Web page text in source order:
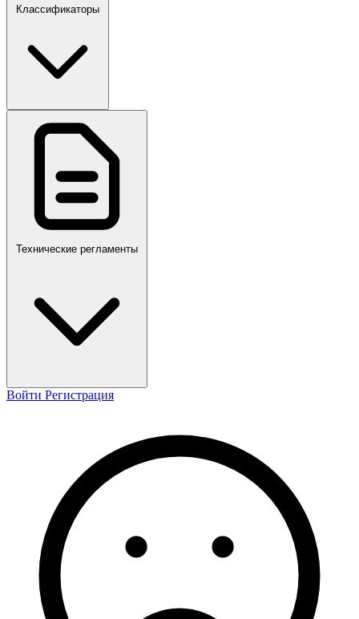
ПР,Р,ПМГ,РМГ
Классификаторы
Технические регламенты
Войти Регистрация